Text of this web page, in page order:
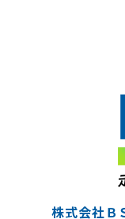
株式会社Ｂ